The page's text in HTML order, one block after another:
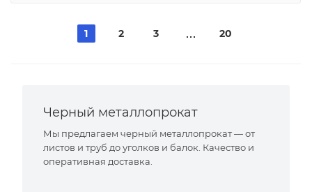
1 2 3 20
Черный металлопрокат
Мы предлагаем черный металлопрокат — от
листов и труб до уголков и балок. Качество и
оперативная доставка.